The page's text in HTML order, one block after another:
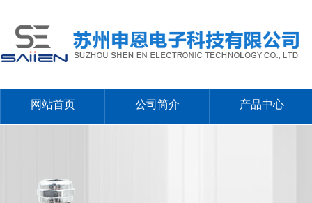
网站首页 公司简介 产品中心